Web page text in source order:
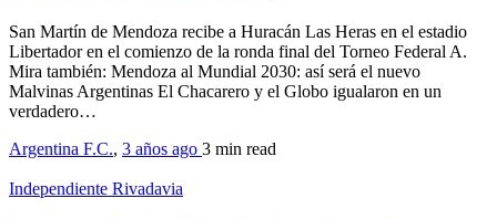
San Martín de Mendoza recibe a Huracán Las Heras en el estadio
Libertador en el comienzo de la ronda final del Torneo Federal A.
Mira también: Mendoza al Mundial 2030: así será el nuevo
Malvinas Argentinas El Chacarero y el Globo igualaron en un
verdadero…
Argentina F.C., 3 años ago 3 min read
Independiente Rivadavia